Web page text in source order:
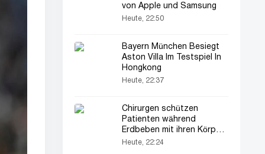
von Apple und Samsung
Heute, 22:50
Bayern München Besiegt
Aston Villa Im Testspiel In
Hongkong
Heute, 22:37
Chirurgen schützen
Patienten während
Erdbeben mit ihren Körpern
(Video)
Heute, 22:24